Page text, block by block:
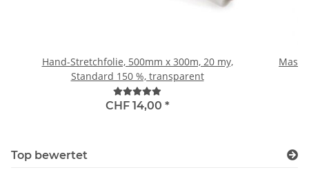
Hand-Stretchfolie, 500mm x 300m, 20 my,
Standard 150 %, transparent
CHF 14,00 *
Top bewertet